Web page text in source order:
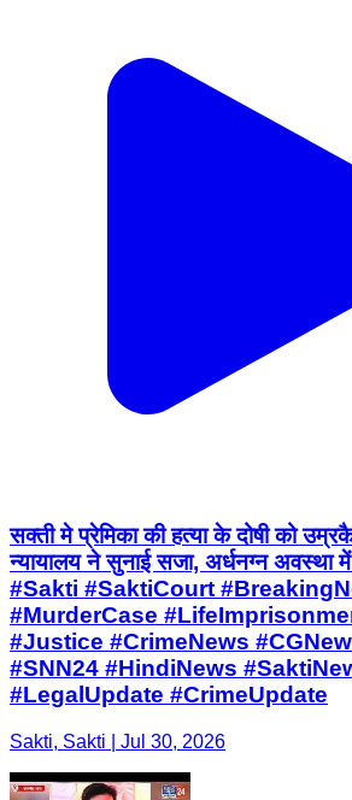
सक्ती मे प्रेमिका की हत्या के दोषी को
न्यायालय ने सुनाई सजा, अर्धनग्न अवस्था में
#Sakti #SaktiCourt
#MurderCase
#Justice #CrimeNews
#SNN24 #HindiNews
#LegalUpdate #CrimeUpdate
Sakti, Sakti | Jul 30, 2026